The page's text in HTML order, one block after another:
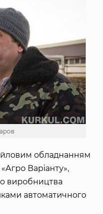
обладнанням
Варіанту»,
виробництва
автоматичного